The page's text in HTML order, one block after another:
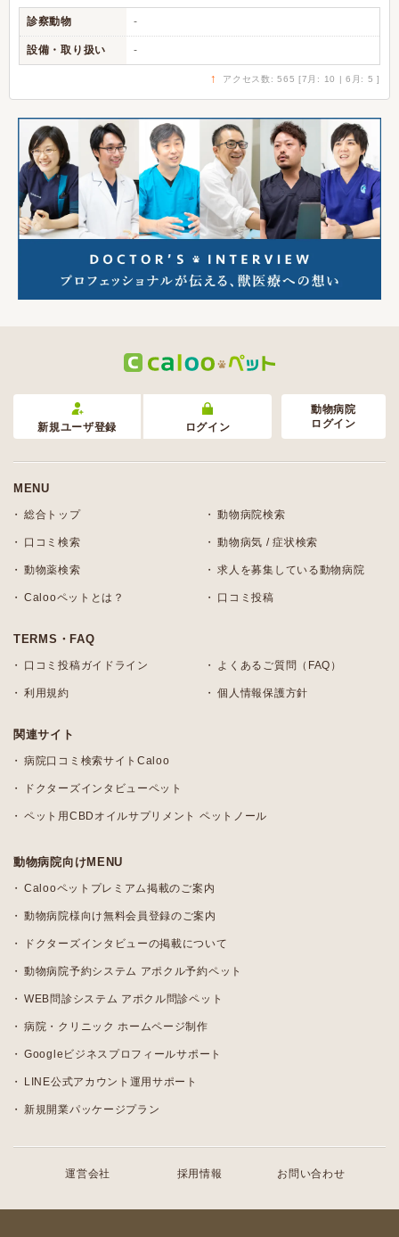
診察動物 -
設備・取り扱い -
↑ アクセス数: 565 [7月: 10 | 6月: 5 ]
新規ユーザ登録 ログイン
動物病院
ログイン
MENU
総合トップ 動物病院検索
口コミ検索 動物病気 / 症状検索
動物薬検索 求人を募集している動物病院
Calooペットとは？ 口コミ投稿
TERMS・FAQ
口コミ投稿ガイドライン よくあるご質問（FAQ）
利用規約 個人情報保護方針
関連サイト
病院口コミ検索サイトCaloo
ドクターズインタビューペット
ペット用CBDオイルサプリメント ペットノール
動物病院向けMENU
Calooペットプレミアム掲載のご案内
動物病院様向け無料会員登録のご案内
ドクターズインタビューの掲載について
動物病院予約システム アポクル予約ペット
WEB問診システム アポクル問診ペット
病院・クリニック ホームページ制作
Googleビジネスプロフィールサポート
LINE公式アカウント運用サポート
新規開業パッケージプラン
運営会社 採用情報 お問い合わせ